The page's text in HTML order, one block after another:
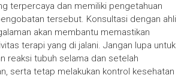
terpercaya dan memiliki pengetahuan
tersebut. Konsultasi dengan ahli
akan membantu memastikan
terapi yang di jalani. Jangan lupa untuk
reaksi tubuh selama dan setelah
serta tetap melakukan kontrol kesehatan